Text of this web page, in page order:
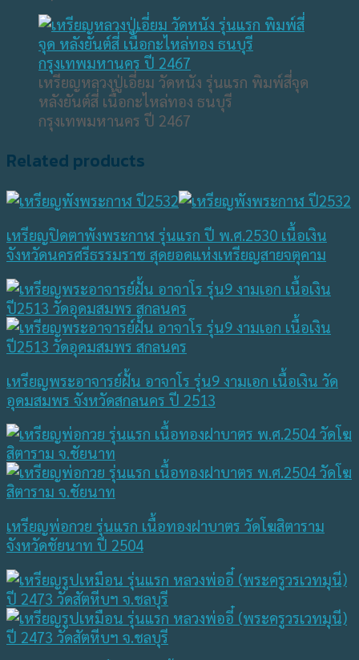
เหรียญหลวงปู่เอี่ยม วัดหนัง รุ่นแรก พิมพ์สี่จุด
หลังยันต์สี่ เนื้อกะไหล่ทอง ธนบุรี
กรุงเทพมหานคร ปี 2467
Related products
เหรียญปิดตาพังพระกาฬ รุ่นแรก ปี พ.ศ.2530 เนื้อเงิน
จังหวัดนครศรีธรรมราช สุดยอดแห่งเหรียญสายจตุคาม
เหรียญพระอาจารย์ฝั้น อาจาโร รุ่น9 งามเอก เนื้อเงิน วัด
อุดมสมพร จังหวัดสกลนคร ปี 2513
เหรียญพ่อกวย รุ่นแรก เนื้อทองฝาบาตร วัดโฆสิตาราม
จังหวัดชัยนาท ปี 2504